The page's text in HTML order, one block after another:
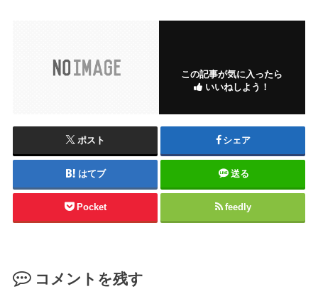
この記事が気に入ったら
いいねしよう！
ポスト シェア
はてブ 送る
Pocket feedly
コメントを残す